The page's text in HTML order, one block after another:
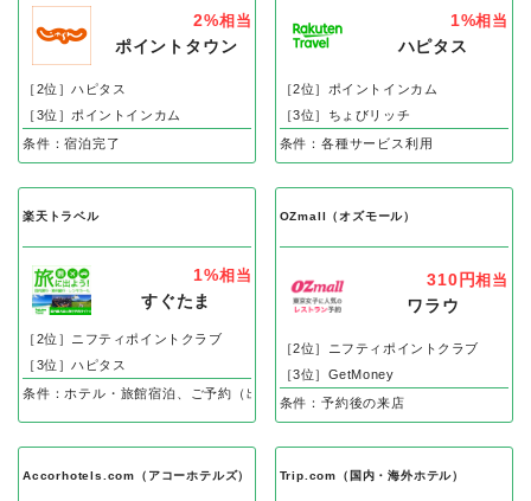
2%相当
ポイントタウン
［2位］ハピタス
［3位］ポイントインカム
条件：宿泊完了
1%相当
ハピタス
［2位］ポイントインカム
［3位］ちょびリッチ
条件：各種サービス利用
楽天トラベル
1%相当
すぐたま
［2位］ニフティポイントクラブ
［3位］ハピタス
条件：ホテル・旅館宿泊、ご予約（出発、搭乗など）で
OZmall（オズモール）
310円相当
ワラウ
［2位］ニフティポイントクラブ
［3位］GetMoney
条件：予約後の来店
Accorhotels.com（アコーホテルズ） Trip.com（国内・海外ホテル）